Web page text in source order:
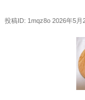
投稿ID: 1mqz8o 2026年5月